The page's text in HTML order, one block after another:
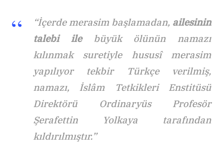
“İçerde merasim başlamadan, ailesinin
talebi ilebüyük ölünün namazı
kılınmak suretiyle hususî merasim
yapılıyor tekbir Türkçe verilmiş,
namazı, İslâm Tetkikleri Enstitüsü
Direktörü Ordinaryüs Profesör
Şerafettin Yolkaya tarafından
kıldırılmıştır.”